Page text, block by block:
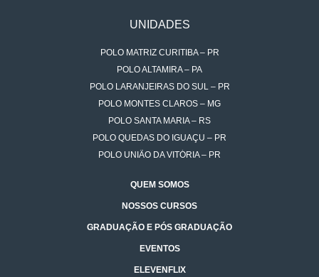
UNIDADES
POLO MATRIZ CURITIBA – PR
POLO ALTAMIRA – PA
POLO LARANJEIRAS DO SUL – PR
POLO MONTES CLAROS – MG
POLO SANTA MARIA – RS
POLO QUEDAS DO IGUAÇU – PR
POLO UNIÃO DA VITÓRIA – PR
QUEM SOMOS
NOSSOS CURSOS
GRADUAÇÃO E PÓS GRADUAÇÃO
EVENTOS
ELEVENFLIX